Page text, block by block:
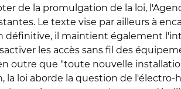
de la promulgation de la loi,
Le texte vise par ailleurs à
définitive, il maintient également
les accès sans fil des
outre que "toute nouvelle
la loi aborde la question de